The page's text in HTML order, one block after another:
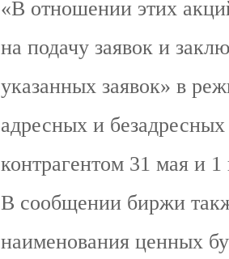
«В отношении этих
на подачу заявок и
указанных заявок» в
адресных и
контрагентом 31 мая и
В сообщении биржи
наименования ценных